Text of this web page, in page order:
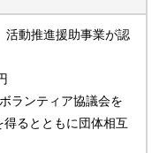
活動推進援助事業が認
ランティア協議会を
るとともに団体相互